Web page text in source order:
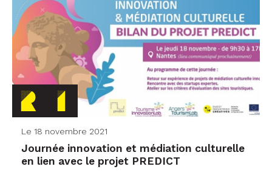
Le 18 novembre 2021
Journée innovation et médiation culturelle
en lien avec le projet PREDICT